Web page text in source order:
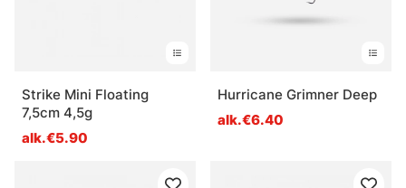
Strike Mini Floating
7,5cm 4,5g
alk.€5.90
Hurricane Grimner Deep
alk.€6.40